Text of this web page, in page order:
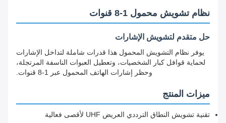
نظام تشويش محمول 1-8 قنوات
حل متقدم لتشويش الإشارات
يوفر نظام التشويش المحمول هذا قدرات شاملة لتداخل الإشارات
لحماية قوافل كبار الشخصيات، وتعطيل العبوات الناسفة المرتجلة،
وحظر إشارات الهاتف المحمول عبر 1-8 قنوات.
ميزات المنتج
تقنية تشويش النطاق الترددي العريض UHF لأقصى فعالية